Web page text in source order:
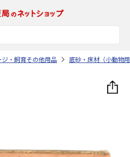
ジ・飼育その他用品 底砂・床材（小動物